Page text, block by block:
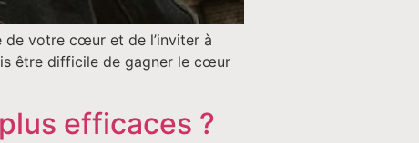
de votre cœur et de l’inviter à
être difficile de gagner le cœur
efficaces ?